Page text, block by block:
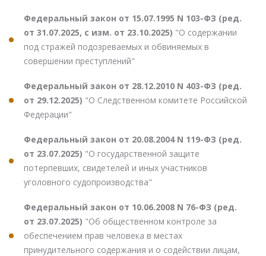
Федеральный закон от 15.07.1995 N 103-ФЗ (ред.
от 31.07.2025, с изм. от 23.10.2025) "О содержании
под стражей подозреваемых и обвиняемых в
совершении преступлений"
Федеральный закон от 28.12.2010 N 403-ФЗ (ред.
от 29.12.2025) "О Следственном комитете Российской
Федерации"
Федеральный закон от 20.08.2004 N 119-ФЗ (ред.
от 23.07.2025) "О государственной защите
потерпевших, свидетелей и иных участников
уголовного судопроизводства"
Федеральный закон от 10.06.2008 N 76-ФЗ (ред.
от 23.07.2025) "Об общественном контроле за
обеспечением прав человека в местах
принудительного содержания и о содействии лицам,